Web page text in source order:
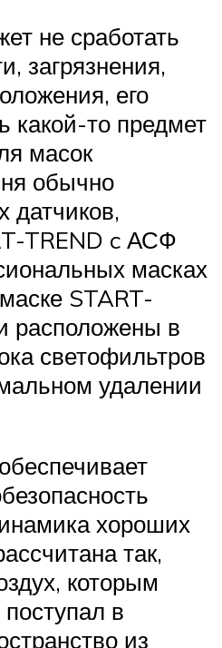
не сработать
загрязнения,
его
какой-то предмет
масок
обычно
датчиков,
TREND c АСФ
масках
START-
расположены в
светофильтров
удалении
хороших
так,
которым
в
из